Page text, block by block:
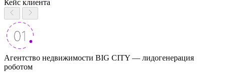
Кейс клиента
Агентство недвижимости BIG CITY — лидогенерация
роботом